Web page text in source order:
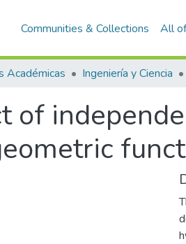
Communities & Collections All
Académicas Ingeniería y Ciencia
of